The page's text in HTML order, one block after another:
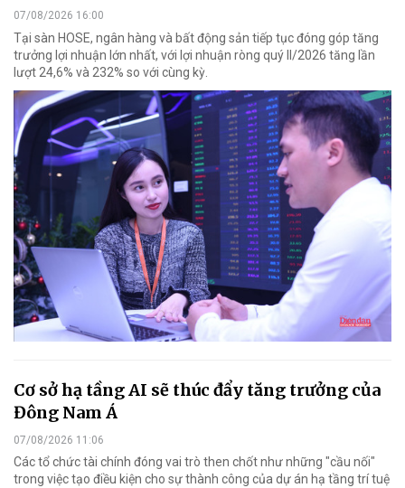
07/08/2026 16:00
Tại sàn HOSE, ngân hàng và bất động sản tiếp tục đóng góp tăng
trưởng lợi nhuận lớn nhất, với lợi nhuận ròng quý II/2026 tăng lần
lượt 24,6% và 232% so với cùng kỳ.
Cơ sở hạ tầng AI sẽ thúc đẩy tăng trưởng của
Đông Nam Á
07/08/2026 11:06
Các tổ chức tài chính đóng vai trò then chốt như những "cầu nối"
trong việc tạo điều kiện cho sự thành công của dự án hạ tầng trí tuệ